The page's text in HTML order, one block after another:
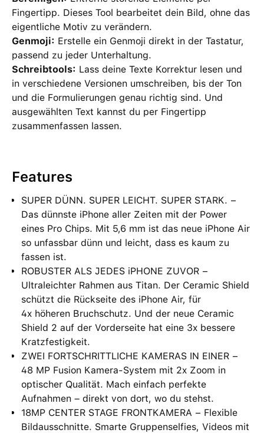
Fingertipp. Dieses Tool bearbeitet dein Bild, ohne das
eigentliche Motiv zu verändern.
Genmoji: Erstelle ein Genmoji direkt in der Tastatur,
passend zu jeder Unterhaltung.
Schreibtools: Lass deine Texte Korrektur lesen und
in verschiedene Versionen umschreiben, bis der Ton
und die Formulierungen genau richtig sind. Und
ausgewählten Text kannst du per Fingertipp
zusammenfassen lassen.
Features
SUPER DÜNN. SUPER LEICHT. SUPER STARK. −
Das dünnste iPhone aller Zeiten mit der Power
eines Pro Chips. Mit 5,6 mm ist das neue iPhone Air
so unfassbar dünn und leicht, dass es kaum zu
fassen ist.
ROBUSTER ALS JEDES iPHONE ZUVOR −
Ultraleichter Rahmen aus Titan. Der Ceramic Shield
schützt die Rückseite des iPhone Air, für
4x höheren Bruchschutz. Und der neue Ceramic
Shield 2 auf der Vorderseite hat eine 3x bessere
Kratzfestigkeit.
ZWEI FORTSCHRITTLICHE KAMERAS IN EINER −
48 MP Fusion Kamera-System mit 2x Zoom in
optischer Qualität. Mach einfach perfekte
Aufnahmen – direkt von dort, wo du stehst.
18MP CENTER STAGE FRONTKAMERA − Flexible
Bildausschnitte. Smarte Gruppenselfies, Videos mit